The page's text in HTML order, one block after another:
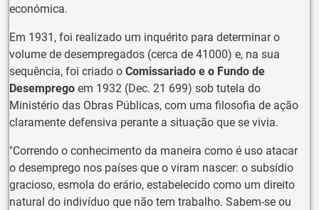
económica.
Em 1931, foi realizado um inquérito para determinar o
volume de desempregados (cerca de 41000) e, na sua
sequência, foi criado o Comissariado e o Fundo de
Desemprego em 1932 (Dec. 21 699) sob tutela do
Ministério das Obras Públicas, com uma filosofia de ação
claramente defensiva perante a situação que se vivia.
"Correndo o conhecimento da maneira como é uso atacar
o desemprego nos países que o viram nascer: o subsídio
gracioso, esmola do erário, estabelecido como um direito
natural do indivíduo que não tem trabalho. Sabem-se ou